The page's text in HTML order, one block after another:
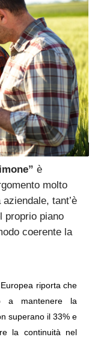
è
molto
tant’è
proprio piano
coerente la
riporta che
a mantenere la
superano il 33% e
la continuità nel